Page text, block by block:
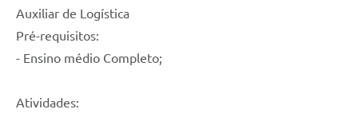
Auxiliar de Logística
Pré-requisitos:
- Ensino médio Completo;
Atividades: